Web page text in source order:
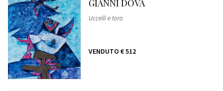
GIANNI DOVA
Uccelli e toro
VENDUTO € 512